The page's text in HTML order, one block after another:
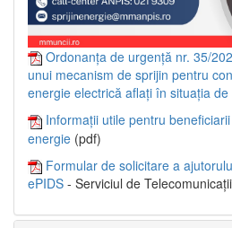
Ordonanța de urgență nr. 35/
unui mecanism de sprijin pentru
energie electrică aflați în situația
Informații utile pentru
energie (pdf)
Formular de solicitare a
ePIDS - Serviciul de